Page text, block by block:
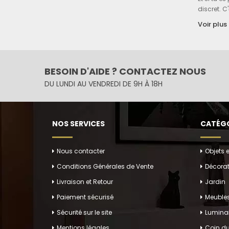
discret.
Un
Imagine
qui invite
Même
Voir plus
BESOIN D'AIDE ? CONTACTEZ NOUS
DU LUNDI AU VENDREDI DE 9H À 18H
NOS SERVICES
Nous contacter
Conditions Générales de Vente
Livraison et Retour
Paiement sécurisé
Sécurité sur le site
Objets
Jardin